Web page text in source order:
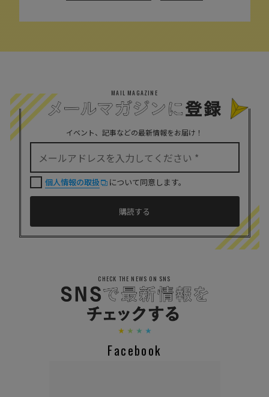
MAIL MAGAZINE
イベント、記事などの最新情報をお届け！
個人情報の取扱 について同意します。
CHECK THE NEWS ON SNS
Facebook